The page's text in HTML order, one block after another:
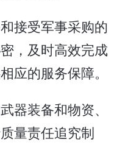
接受军事采购的
，及时高效完成
应的服务保障。
器装备和物资、
量责任追究制